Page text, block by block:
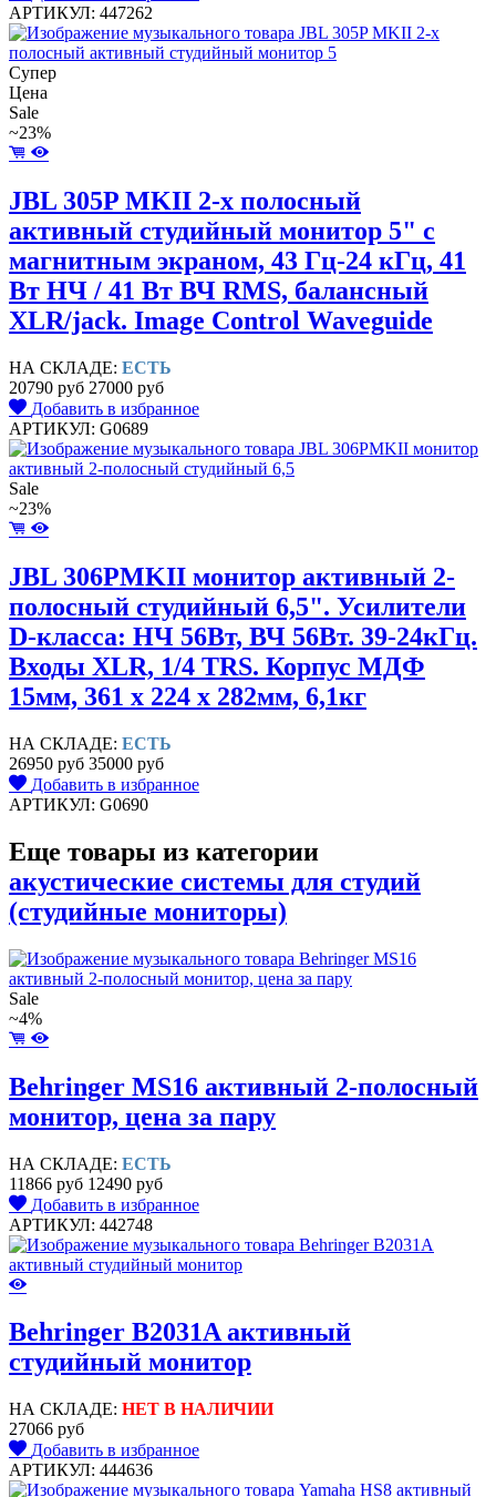
АРТИКУЛ: 447262
Супер
Цена
Sale
~23%
JBL 305P MKII 2-х полосный
активный студийный монитор 5" с
магнитным экраном, 43 Гц-24 кГц, 41
Вт НЧ / 41 Вт ВЧ RMS, балансный
XLR/jack. Image Control Waveguide
НА СКЛАДЕ: ЕСТЬ
20790 руб 27000 руб
Добавить в избранное
АРТИКУЛ: G0689
Sale
~23%
JBL 306PMKII монитор активный 2-
полосный студийный 6,5". Усилители
D-класса: НЧ 56Вт, ВЧ 56Вт. 39-24кГц.
Входы XLR, 1/4 TRS. Корпус МДФ
15мм, 361 x 224 x 282мм, 6,1кг
НА СКЛАДЕ: ЕСТЬ
26950 руб 35000 руб
Добавить в избранное
АРТИКУЛ: G0690
Еще товары из категории
акустические системы для студий
(студийные мониторы)
Sale
~4%
Behringer MS16 активный 2-полосный
монитор, цена за пару
НА СКЛАДЕ: ЕСТЬ
11866 руб 12490 руб
Добавить в избранное
АРТИКУЛ: 442748
Behringer B2031A активный
студийный монитор
НА СКЛАДЕ: НЕТ В НАЛИЧИИ
27066 руб
Добавить в избранное
АРТИКУЛ: 444636